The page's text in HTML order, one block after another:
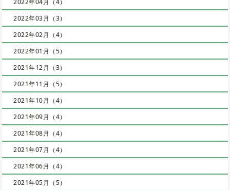
2022年04月（4）
2022年03月（3）
2022年02月（4）
2022年01月（5）
2021年12月（3）
2021年11月（5）
2021年10月（4）
2021年09月（4）
2021年08月（4）
2021年07月（4）
2021年06月（4）
2021年05月（5）